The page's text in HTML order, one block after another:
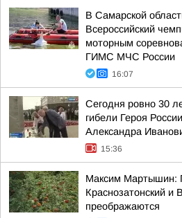
В Самарской
Всероссийский
моторным
ГИМС МЧС России
16:07
Сегодня ровно 30
гибели Героя
Александра
15:36
Максим Мартышин:
Краснозатонский и
преображаются